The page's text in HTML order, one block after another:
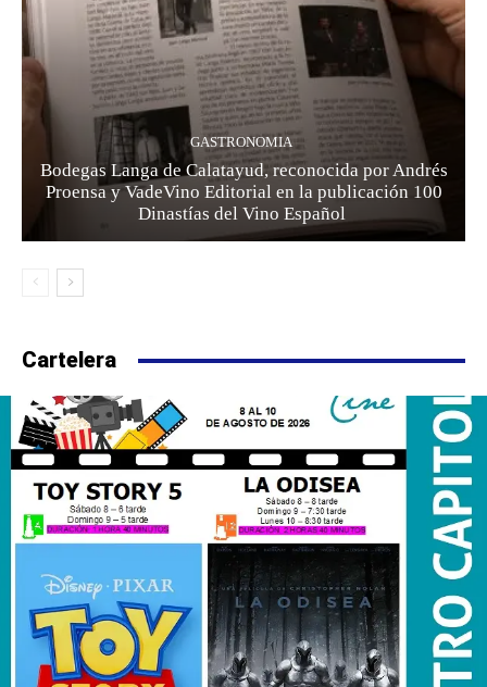
GASTRONOMIA
Bodegas Langa de Calatayud, reconocida por Andrés
Proensa y VadeVino Editorial en la publicación 100
Dinastías del Vino Español
Cartelera